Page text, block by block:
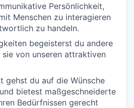
Persönlichkeit,
Menschen zu interagieren
zu handeln.
begeisterst du andere
von unseren attraktiven
gehst du auf die Wünsche
bietest maßgeschneiderte
Bedürfnissen gerecht